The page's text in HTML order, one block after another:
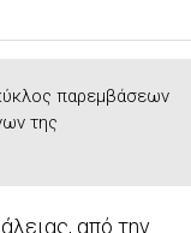
παρεμβάσεων
της
από την